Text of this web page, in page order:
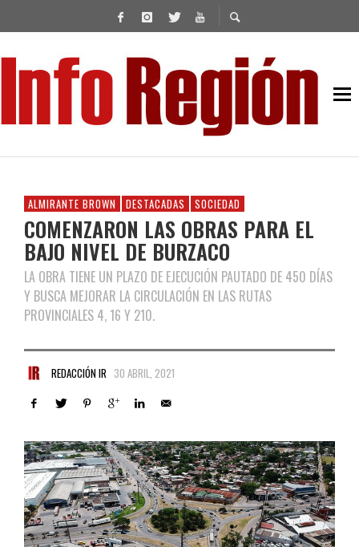
ALMIRANTE BROWN DESTACADAS SOCIEDAD
COMENZARON LAS OBRAS PARA EL
BAJO NIVEL DE BURZACO
LA OBRA TIENE UN PLAZO DE EJECUCIÓN PAUTADO DE 450 DÍAS
Y BUSCA MEJORAR LA CIRCULACIÓN EN LAS RUTAS
PROVINCIALES 4, 16 Y 210.
REDACCIÓN IR 30 ABRIL, 2021